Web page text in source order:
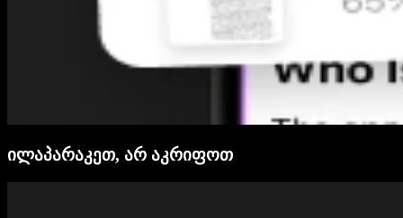
ილაპარაკეთ, არ აკრიფოთ